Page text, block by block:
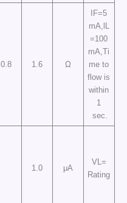
0.8 1.6 Ω
IF=5
mA,lL
=100
mA,Ti
me to
flow is
within
1
sec.
1.0 μA
VL=
Rating